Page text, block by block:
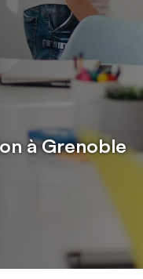
à Grenoble